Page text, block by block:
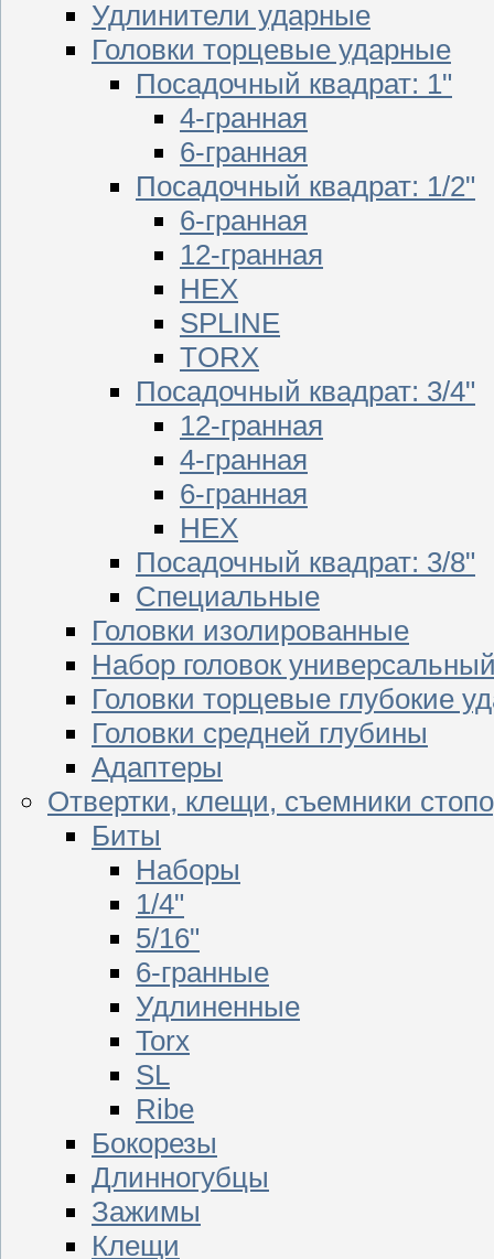
Удлинители ударные
Головки торцевые ударные
Посадочный квадрат: 1"
4-гранная
6-гранная
Посадочный квадрат: 1/2"
6-гранная
12-гранная
HEX
SPLINE
TORX
Посадочный квадрат: 3/4"
12-гранная
4-гранная
6-гранная
HEX
Посадочный квадрат: 3/8"
Специальные
Головки изолированные
Набор головок
Головки торцевые глубокие
Головки средней глубины
Адаптеры
Отвертки, клещи, съемники
Биты
Наборы
1/4"
5/16"
6-гранные
Удлиненные
Torx
SL
Ribe
Бокорезы
Длинногубцы
Зажимы
Клещи